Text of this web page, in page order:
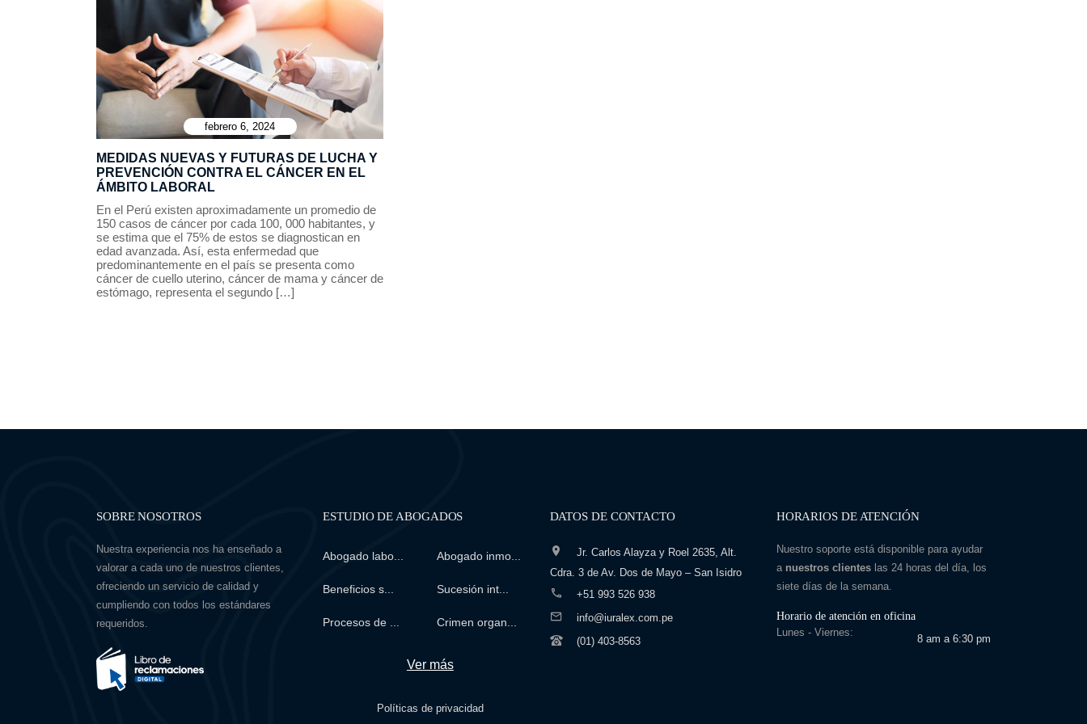
febrero 6, 2024
MEDIDAS NUEVAS Y FUTURAS DE LUCHA Y
PREVENCIÓN CONTRA EL CÁNCER EN EL
ÁMBITO LABORAL
En el Perú existen aproximadamente un promedio de
150 casos de cáncer por cada 100, 000 habitantes, y
se estima que el 75% de estos se diagnostican en
edad avanzada. Así, esta enfermedad que
predominantemente en el país se presenta como
cáncer de cuello uterino, cáncer de mama y cáncer de
estómago, representa el segundo […]
SOBRE NOSOTROS
Nuestra experiencia nos ha enseñado a
valorar a cada uno de nuestros clientes,
ofreciendo un servicio de calidad y
cumpliendo con todos los estándares
requeridos.
ESTUDIO DE ABOGADOS
Abogado labo... Abogado inmo...
Beneficios s... Sucesión int...
Procesos de ... Crimen organ...
Ver más
Políticas de privacidad
DATOS DE CONTACTO
Jr. Carlos Alayza y Roel 2635, Alt.
Cdra. 3 de Av. Dos de Mayo – San Isidro
+51 993 526 938
info@iuralex.com.pe
(01) 403-8563
HORARIOS DE ATENCIÓN
Nuestro soporte está disponible para ayudar
a nuestros clienteslas 24 horas del día, los
siete días de la semana.
Horario de atención en oficina
Lunes - Viernes:
8 am a 6:30 pm